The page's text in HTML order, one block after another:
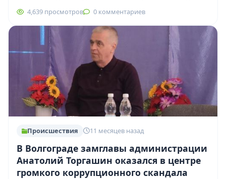
4,639 просмотров 0 комментариев
Происшествия 11 месяцев назад
В Волгограде замглавы администрации
Анатолий Торгашин оказался в центре
громкого коррупционного скандала